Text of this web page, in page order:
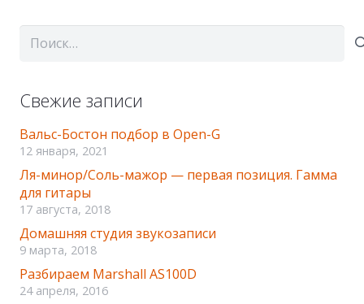
Найти:
Свежие записи
Вальс-Бостон подбор в Оpen-G
12 января, 2021
Ля-минор/Соль-мажор — первая позиция. Гамма
для гитары
17 августа, 2018
Домашняя студия звукозаписи
9 марта, 2018
Разбираем Marshall AS100D
24 апреля, 2016